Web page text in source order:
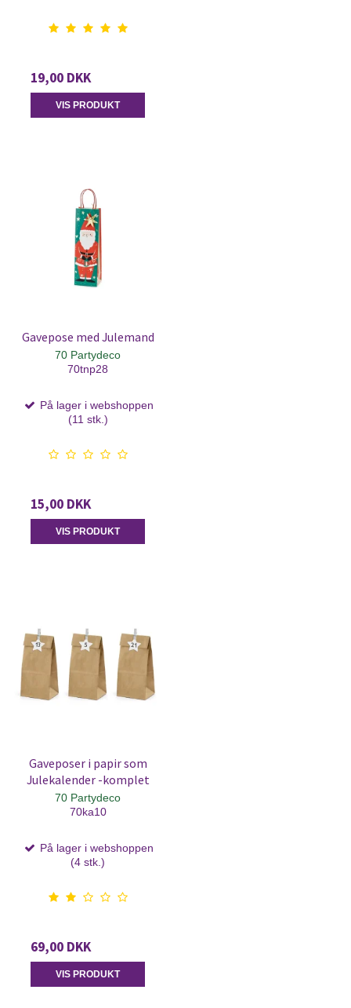
19,00 DKK
VIS PRODUKT
Gavepose med Julemand
70 Partydeco
70tnp28
På lager i webshoppen
(11 stk.)
15,00 DKK
VIS PRODUKT
Gaveposer i papir som
Julekalender -komplet
70 Partydeco
70ka10
På lager i webshoppen
(4 stk.)
69,00 DKK
VIS PRODUKT